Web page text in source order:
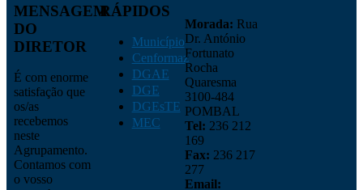
MENSAGEM
DO
DIRETOR
É com enorme
satisfação que
os/as
recebemos
neste
Agrupamento.
Contamos com
o vosso
RÁPIDOS
Município
Cenformaz
DGAE
DGE
DGEsTE
MEC
Morada: Rua
Dr. António
Fortunato
Rocha
Quaresma
3100-484
POMBAL
Tel: 236 212
169
Fax: 236 217
277
Email: